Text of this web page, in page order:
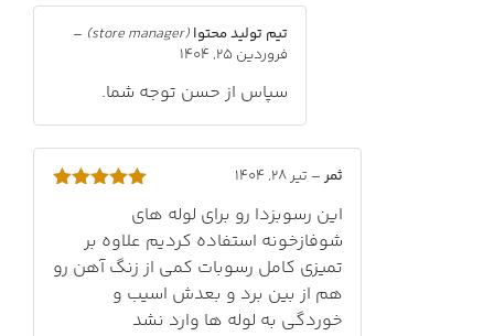
تیم تولید محتوا (store manager)
–
فروردین 25, 1404
سپاس از حسن توجه شما.
5
ثمر – تیر 28, 1404
این رسوبزدا رو برای لوله های
شوفازخونه استفاده کردیم علاوه بر
تمیزی کامل رسوبات کمی از زنگ آهن رو
هم از بین برد و بعدش اسیب و
خوردگی به لوله ها وارد نشد